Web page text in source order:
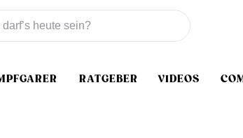
RATGEBER VIDEOS